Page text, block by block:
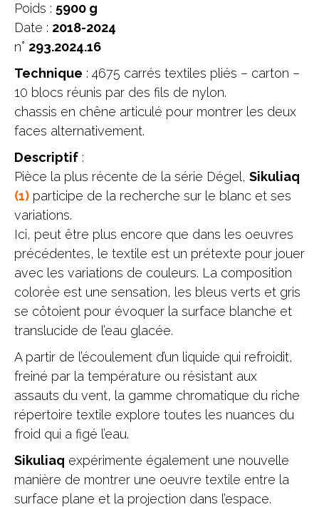
Poids : 5900 g
Date : 2018-2024
n° 293.2024.16
Technique : 4675 carrés textiles pliés – carton –
10 blocs réunis par des fils de nylon.
chassis en chêne articulé pour montrer les deux
faces alternativement.
Descriptif:
Pièce la plus récente de la série Dégel, Sikuliaq
(1)participe de la recherche sur le blanc et ses
variations.
Ici, peut être plus encore que dans les oeuvres
précédentes, le textile est un prétexte pour jouer
avec les variations de couleurs. La composition
colorée est une sensation, les bleus verts et gris
se côtoient pour évoquer la surface blanche et
translucide de l’eau glacée.
A partir de l’écoulement d’un liquide qui refroidit,
freiné par la température ou résistant aux
assauts du vent, la gamme chromatique du riche
répertoire textile explore toutes les nuances du
froid qui a figé l’eau.
Sikuliaq expérimente également une nouvelle
manière de montrer une oeuvre textile entre la
surface plane et la projection dans l’espace.